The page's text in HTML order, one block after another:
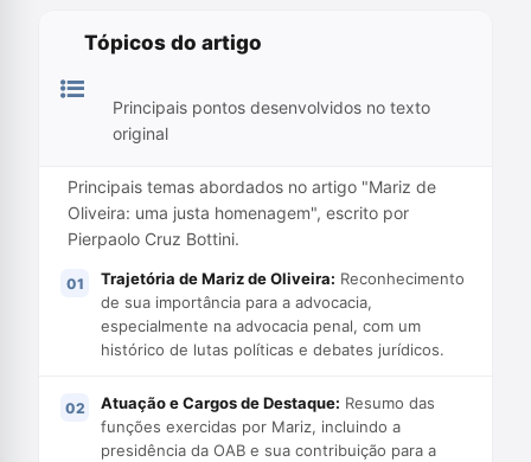
Tópicos do artigo
Principais pontos desenvolvidos no texto
original
Principais temas abordados no artigo "Mariz de
Oliveira: uma justa homenagem", escrito por
Pierpaolo Cruz Bottini.
Trajetória de Mariz de Oliveira: Reconhecimento
de sua importância para a advocacia,
especialmente na advocacia penal, com um
histórico de lutas políticas e debates jurídicos.
Atuação e Cargos de Destaque: Resumo das
funções exercidas por Mariz, incluindo a
presidência da OAB e sua contribuição para a